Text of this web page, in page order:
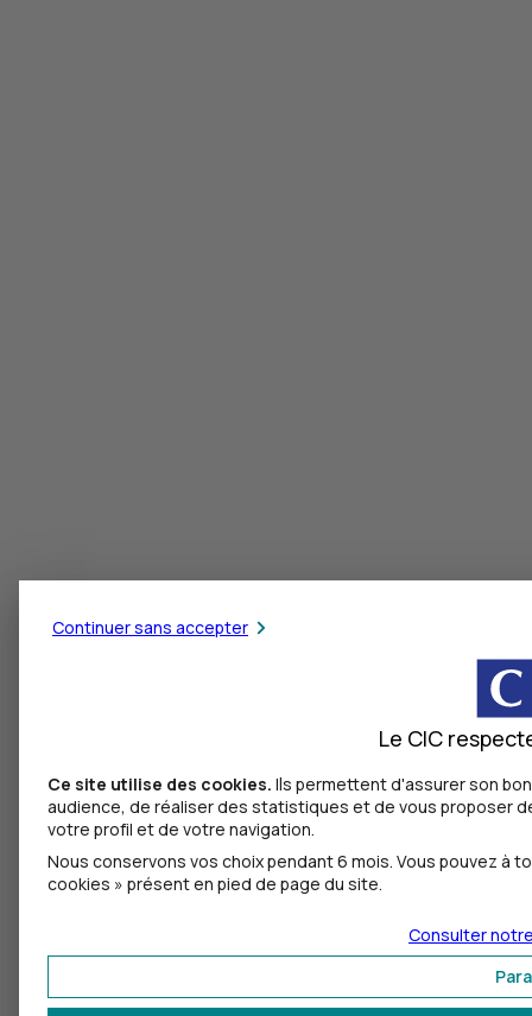
Continuer sans accepter
Le CIC
Ce site utilise des cookies. Ils permettent d'assurer son
audience, de réaliser des statistiques et de vous proposer
votre profil et de votre navigation.
Nous conservons vos choix pendant 6 mois. Vous pouvez à
cookies » présent en pied de page du site.
Consulter